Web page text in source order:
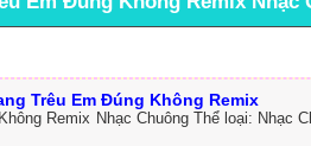
Trêu Em Đúng Không Remix
Remix Nhạc Chuông Thể loại: Nhạc